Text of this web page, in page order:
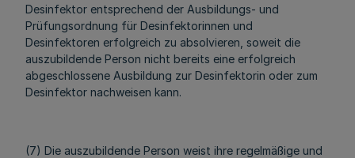
Desinfektor entsprechend der Ausbildungs- und
Prüfungsordnung für Desinfektorinnen und
Desinfektoren erfolgreich zu absolvieren, soweit die
auszubildende Person nicht bereits eine erfolgreich
abgeschlossene Ausbildung zur Desinfektorin oder zum
Desinfektor nachweisen kann.
(7) Die auszubildende Person weist ihre regelmäßige und